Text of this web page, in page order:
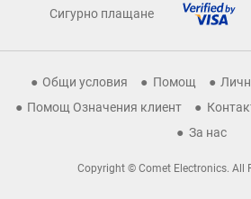
Сигурно плащане
Общи условия Помощ
Помощ Означения клиент
За нас
Copyright © Comet Electronics. All